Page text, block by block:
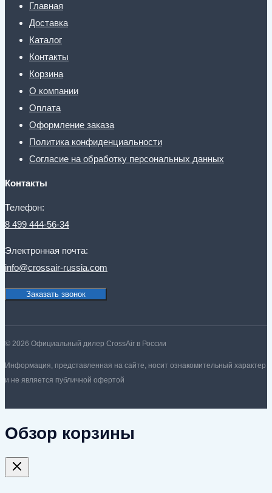
Главная
Доставка
Каталог
Контакты
Корзина
О компании
Оплата
Оформление заказа
Политика конфиденциальности
Согласие на обработку персональных данных
Контакты
Телефон:
8 499 444-56-34
Электронная почта:
info@crossair-russia.com
Заказать звонок
© 2026 Официальный дилер CrossAir в России
Информация, представленная на сайте, носит ознакомительный характер
и не является публичной офертой
Обзор корзины